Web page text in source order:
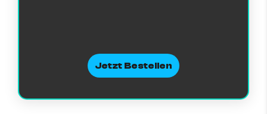
Jetzt Bestellen